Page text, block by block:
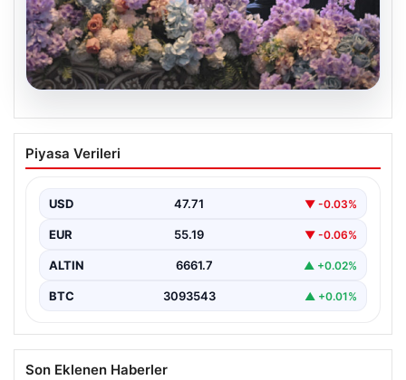
08.08.2026
MHP Lideri Bahçeli, Yakınlarının
Düğününde Nikah Şahidi Oldu
Bahçeli, yakınlarının önemli anlarından birine tanıklık
etmek…
Piyasa Verileri
USD 47.71 ▼ -0.03%
EUR 55.19 ▼ -0.06%
ALTIN 6661.7 ▲ +0.02%
BTC 3093543 ▲ +0.01%
Son Eklenen Haberler